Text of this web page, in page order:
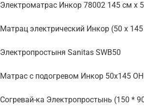
Электроматрас Инкор 78002 145 см х
Матрац электрический Инкор (50 х
Электропростыня Sanitas SWB50
Матрас с подогревом Инкор 50х145
Согревай-ка Электропростынь (150 *